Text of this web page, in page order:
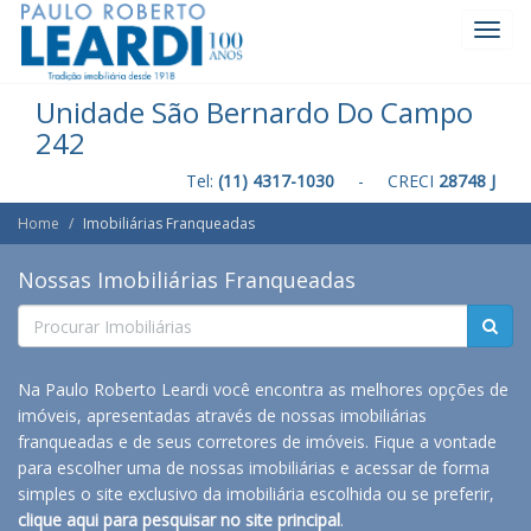
Unidade São Bernardo Do Campo
242
Tel: (11) 4317-1030 - CRECI 28748 J
Home Imobiliárias Franqueadas
Nossas Imobiliárias Franqueadas
Na Paulo Roberto Leardi você encontra as melhores opções de
imóveis, apresentadas através de nossas imobiliárias
franqueadas e de seus corretores de imóveis. Fique a vontade
para escolher uma de nossas imobiliárias e acessar de forma
simples o site exclusivo da imobiliária escolhida ou se preferir,
clique aqui para pesquisar no site principal.